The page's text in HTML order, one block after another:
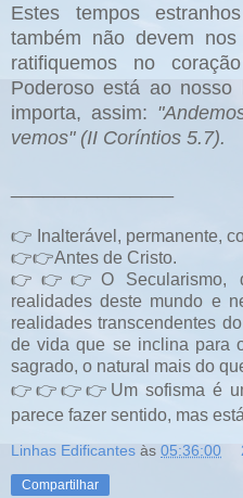
Estes tempos
também não devem
ratifiquemos no
Poderoso está ao
importa, assim:
vemos" (II Coríntios 5.7).
👉 Inalterável, permanente,
👉👉Antes de Cristo.
👉👉👉O Secularismo,
realidades deste mundo e
realidades transcendentes
de vida que se inclina para
sagrado, o natural mais do
👉👉👉👉Um sofisma é
parece fazer sentido, mas
Linhas Edificantes às 05:36:00
Compartilhar